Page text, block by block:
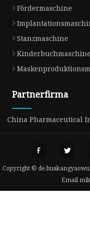
Fördermaschine
Stanzmaschine
Kinderbuchmaschine
Partnerfirma
China Pharmaceutical
Copyright ©
Email